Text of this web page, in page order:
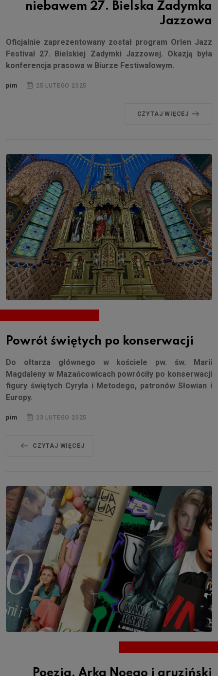
niebawem 27. Bielska Zadymka
Jazzowa
Oficjalnie zaprezentowany został program Orlen Jazz
Festival 27. Bielskiej Zadymki Jazzowej. Okazją była
konferencja prasowa w Biurze Festiwalowym.
pim 25 LUTEGO 2025
CZYTAJ WIĘCEJ
Powrót świętych po konserwacji
Do ołtarza głównego w kościele pw. św. Marii
Magdaleny w Mazańcowicach powróciły po konserwacji
figury świętych Cyryla i Metodego, patronów Słowian i
Europy.
pim 23 LUTEGO 2025
CZYTAJ WIĘCEJ
Poezja, Arka Noego i gruziński